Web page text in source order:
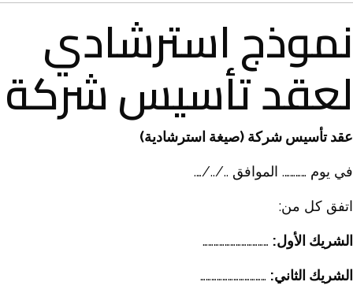
نموذج استرشادي
لعقد تأسيس شركة
عقد تأسيس شركة (صيغة استرشادية)
في يوم …………. الموافق ../../….
اتفق كل من:
الشريك الأول: ………………………………
الشريك الثاني: ………………………………